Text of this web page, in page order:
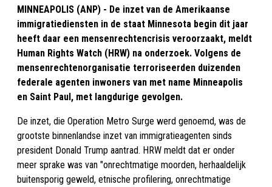
MINNEAPOLIS (ANP) - De inzet van de Amerikaanse
immigratiediensten in de staat Minnesota begin dit jaar
heeft daar een mensenrechtencrisis veroorzaakt, meldt
Human Rights Watch (HRW) na onderzoek. Volgens de
mensenrechtenorganisatie terroriseerden duizenden
federale agenten inwoners van met name Minneapolis
en Saint Paul, met langdurige gevolgen.
De inzet, die Operation Metro Surge werd genoemd, was de
grootste binnenlandse inzet van immigratieagenten sinds
president Donald Trump aantrad. HRW meldt dat er onder
meer sprake was van "onrechtmatige moorden, herhaaldelijk
buitensporig geweld, etnische profilering, onrechtmatige